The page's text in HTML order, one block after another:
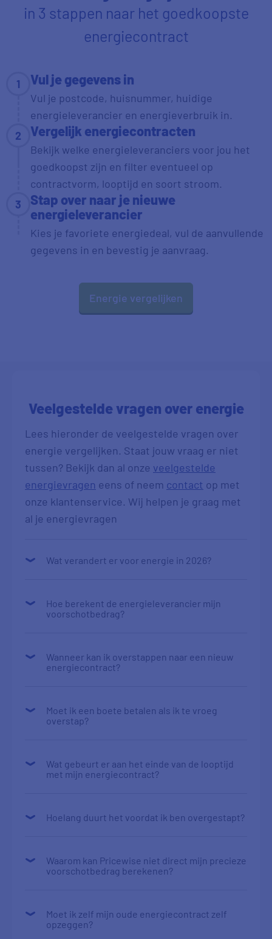
in 3 stappen naar het goedkoopste
energiecontract
1 Vul je gegevens in
Vul je postcode, huisnummer, huidige
energieleverancier en energieverbruik in.
2
Vergelijk energiecontracten
Bekijk welke energieleveranciers voor jou het
goedkoopst zijn en filter eventueel op
contractvorm, looptijd en soort stroom.
3
Stap over naar je nieuwe
energieleverancier
Kies je favoriete energiedeal, vul de aanvullende
gegevens in en bevestig je aanvraag.
Energie vergelijken
Veelgestelde vragen over energie
Lees hieronder de veelgestelde vragen over
energie vergelijken. Staat jouw vraag er niet
tussen? Bekijk dan al onze veelgestelde
energievragen eens of neem contact op met
onze klantenservice. Wij helpen je graag met
al je energievragen
Wat verandert er voor energie in 2026?
Hoe berekent de energieleverancier mijn
voorschotbedrag?
Wanneer kan ik overstappen naar een nieuw
energiecontract?
Moet ik een boete betalen als ik te vroeg
overstap?
Wat gebeurt er aan het einde van de looptijd
met mijn energiecontract?
Hoelang duurt het voordat ik ben overgestapt?
Waarom kan Pricewise niet direct mijn precieze
voorschotbedrag berekenen?
Moet ik zelf mijn oude energiecontract zelf
opzeggen?